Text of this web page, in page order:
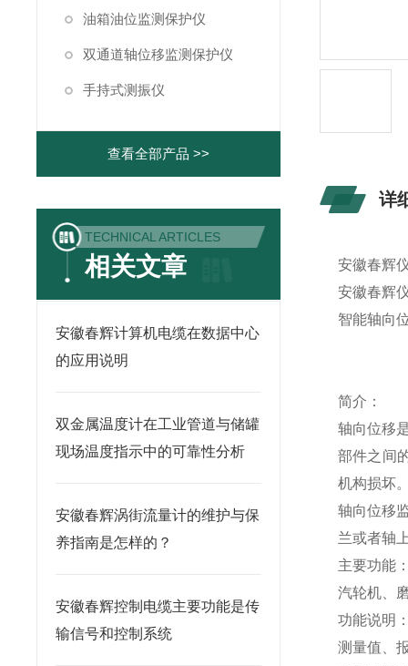
油箱油位监测保护仪
双通道轴位移监测保护仪
手持式测振仪
查看全部产品 >>
TECHNICAL ARTICLES
相关文章
安徽春辉计算机电缆在数据中心
的应用说明
双金属温度计在工业管道与储罐
现场温度指示中的可靠性分析
安徽春辉涡街流量计的维护与保
养指南是怎样的？
安徽春辉控制电缆主要功能是传
输信号和控制系统
详
安徽春辉
安徽春辉
智能轴向
简介：
轴向位移
部件之间
机构损坏
轴向位移
兰或者轴
主要功能
汽轮机、
功能说明
测量值、